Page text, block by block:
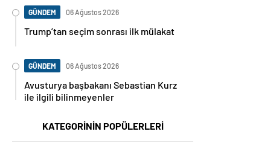
GÜNDEM 06 Ağustos 2026
Trump’tan seçim sonrası ilk mülakat
GÜNDEM 06 Ağustos 2026
Avusturya başbakanı Sebastian Kurz
ile ilgili bilinmeyenler
KATEGORİNİN POPÜLERLERİ